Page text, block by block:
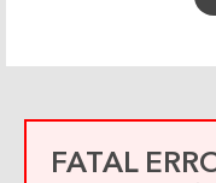
FATAL